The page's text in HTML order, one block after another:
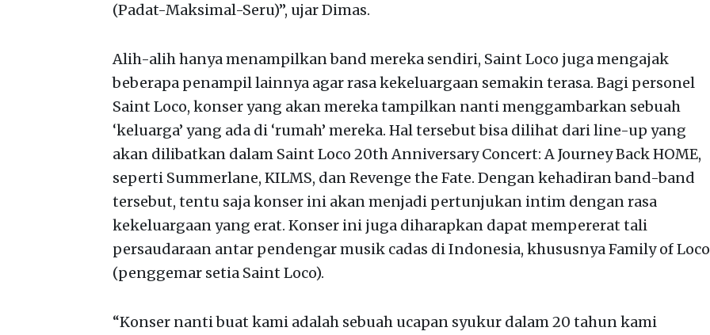
(Padat-Maksimal-Seru)”, ujar Dimas.
Alih-alih hanya menampilkan band mereka sendiri, Saint Loco juga mengajak
beberapa penampil lainnya agar rasa kekeluargaan semakin terasa. Bagi personel
Saint Loco, konser yang akan mereka tampilkan nanti menggambarkan sebuah
‘keluarga’ yang ada di ‘rumah’ mereka. Hal tersebut bisa dilihat dari line-up yang
akan dilibatkan dalam Saint Loco 20th Anniversary Concert: A Journey Back HOME,
seperti Summerlane, KILMS, dan Revenge the Fate. Dengan kehadiran band-band
tersebut, tentu saja konser ini akan menjadi pertunjukan intim dengan rasa
kekeluargaan yang erat. Konser ini juga diharapkan dapat mempererat tali
persaudaraan antar pendengar musik cadas di Indonesia, khususnya Family of Loco
(penggemar setia Saint Loco).
“Konser nanti buat kami adalah sebuah ucapan syukur dalam 20 tahun kami